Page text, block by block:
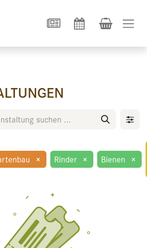
× Rinder × Bienen ×